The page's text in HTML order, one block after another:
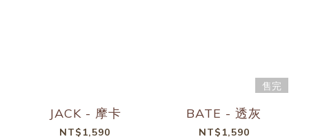
JACK - 摩卡
NT$1,590
售完
BATE - 透灰
NT$1,590